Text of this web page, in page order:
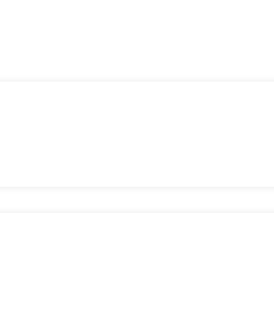
senza complicazioni.
del mercato.
piattaforme e dApp.